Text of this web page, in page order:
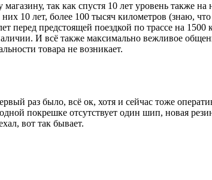
так как спустя 10 лет уровень также
10 лет, более 100 тысяч километров (знаю,
перед предстоящей поездкой по трассе на
И всё также максимально вежливое
товара не возникает.
раз было, всё ок, хотя и сейчас тоже
покрешке отсутствует один шип, новая
вот так бывает.